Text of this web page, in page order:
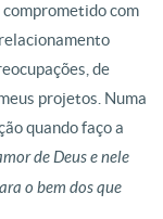
comprometido com
de
projetos. Numa
quando faço a
de Deus e nele
o bem dos que